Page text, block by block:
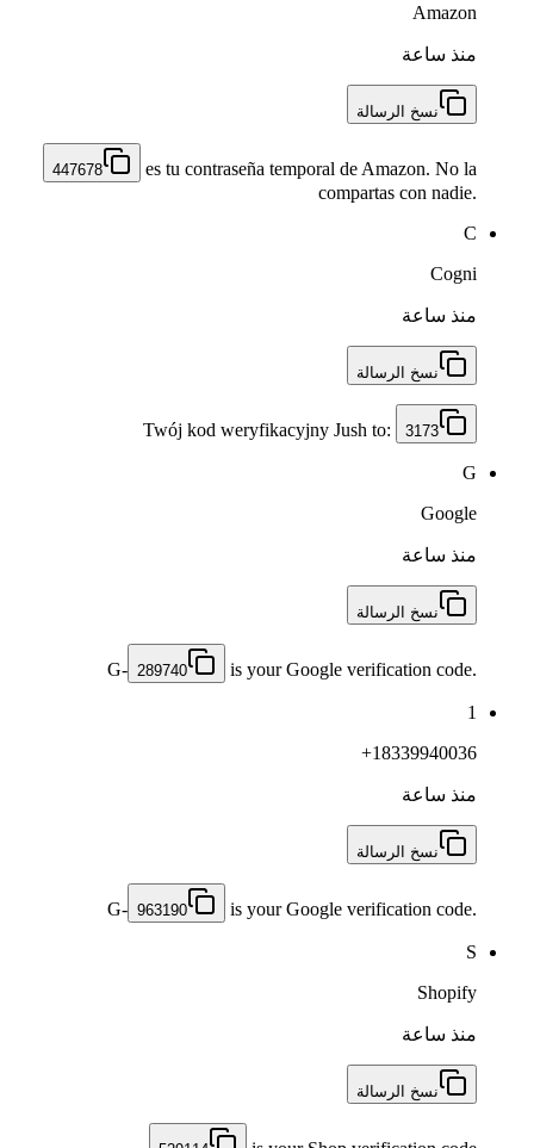
Amazon
منذ ساعة
نسخ الرسالة
447678
es tu contraseña temporal de Amazon. No la
compartas con nadie.
C
Cogni
منذ ساعة
نسخ الرسالة
Twój kod weryfikacyjny Jush to: 3173
G
Google
منذ ساعة
نسخ الرسالة
G- 289740 is your Google verification code.
1
+18339940036
منذ ساعة
نسخ الرسالة
G- 963190 is your Google verification code.
S
Shopify
منذ ساعة
نسخ الرسالة